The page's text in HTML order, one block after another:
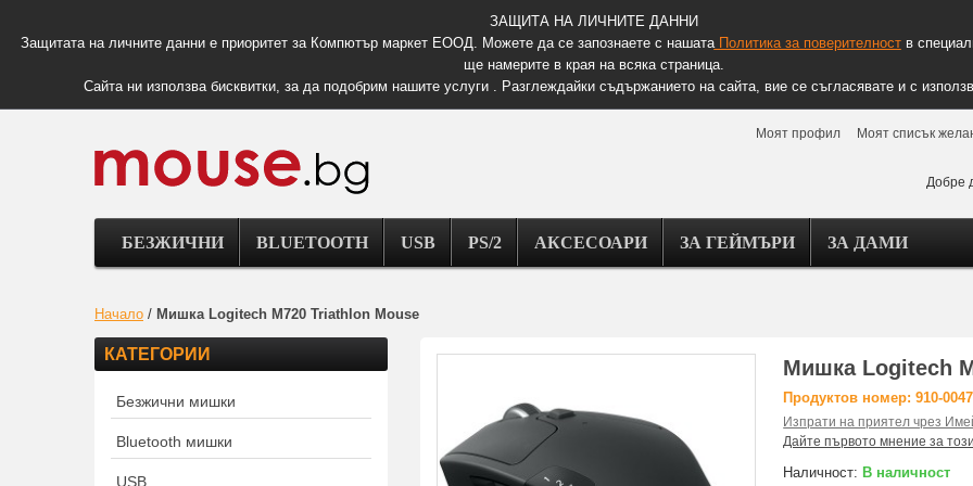
ЗАЩИТА НА ЛИЧНИТЕ ДАННИ
Защитата на личните данни е приоритет за Компютър маркет ЕООД. Можете да се запознаете с нашатаПолитика за поверителноств
ще намерите в края на всяка страница.
Сайта ни използва бисквитки, за да подобрим нашите услуги . Разглеждайки съдържанието на сайта, вие се съгласявате и с
Моят профил Моят списък
Добре
БЕЗЖИЧНИ BLUETOOTH USB PS/2 АКСЕСОАРИ ЗА ГЕЙМЪРИ ЗА ДАМИ
Начало / Мишка Logitech M720 Triathlon Mouse
Мишка Logitech
Продуктов номер: 910-
Изпрати на приятел чрез
Дайте първото мнение за
Наличност: В наличност
КАТЕГОРИИ
Безжични мишки
Bluetooth мишки
USB